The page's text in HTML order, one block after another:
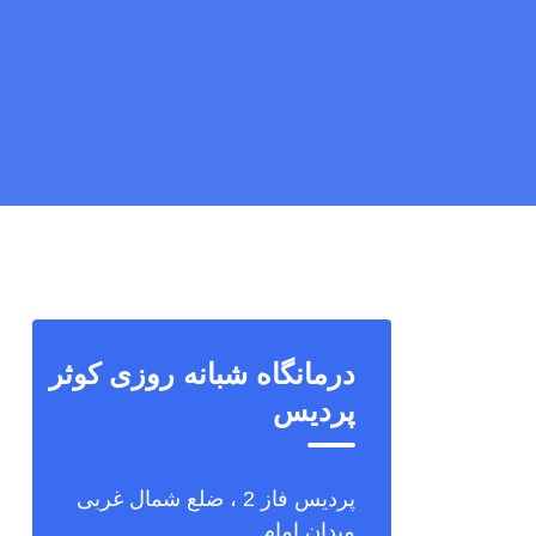
درمانگاه شبانه روزی کوثر
پردیس
پردیس فاز 2 ، ضلع شمال غربی
میدان امام